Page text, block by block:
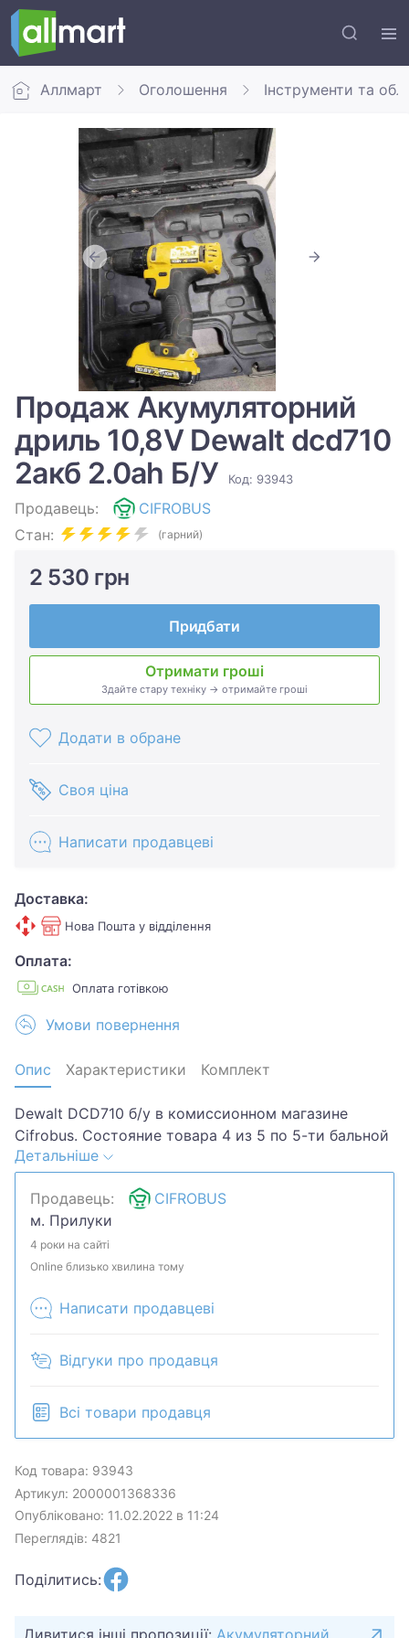
Аллмарт Оголошення Інструменти та
Продаж Акумуляторний
дриль 10,8V Dewalt dcd710
2акб 2.0ah Б/У
Код: 93943
Продавець:
CIFROBUS
Стан:
(гарний)
2 530 грн
Придбати
Отримати гроші
Здайте стару техніку → отримайте гроші
Додати в обране
Своя ціна
Написати продавцеві
Доставка:
Нова Пошта у відділення
Оплата:
Оплата готівкою
Умови повернення
Опис Характеристики Комплект
Dewalt DCD710 б/у в комиссионном магазине
Cifrobus. Состояние товара 4 из 5 по 5-ти бальной
системе. Примечание: следы использования.
Комплектация товара: кейс, 1 акб.Хотите скидку?
Давайте обсудим. Предложите свою цену и мы
посмотрим, что сможем сделать.Уточняйте
наличие и комплектацию у менеджера. Товар
может быть продан в розничном магазине.
Детальніше
Продавець:
CIFROBUS
м. Прилуки
4 роки на сайті
Online близько хвилина тому
Написати продавцеві
Відгуки про продавця
Всі товари продавця
Код товара: 93943
Артикул: 2000001368336
Опубліковано: 11.02.2022 в 11:24
Переглядів: 4821
Поділитись:
Дивитися інші пропозиції: Акумуляторний